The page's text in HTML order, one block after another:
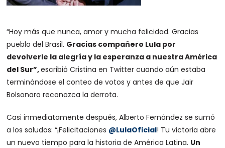
“Hoy más que nunca, amor y mucha felicidad. Gracias
pueblo del Brasil. Gracias compañero Lula por
devolverle la alegría y la esperanza a nuestra América
del Sur”,escribió Cristina en Twitter cuando aún estaba
terminándose el conteo de votos y antes de que Jair
Bolsonaro reconozca la derrota.
Casi inmediatamente después, Alberto Fernández se sumó
a los saludos: “¡Felicitaciones @LulaOficial! Tu victoria abre
un nuevo tiempo para la historia de América Latina. Un